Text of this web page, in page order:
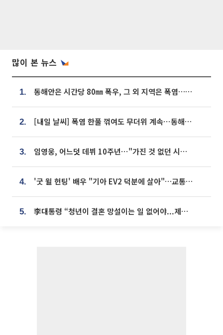
많이 본 뉴스
1. 동해안은 시간당 80㎜ 폭우, 그 외 지역은 폭염…‘극과 극 날씨’
2. [내일 날씨] 폭염 한풀 꺾여도 무더위 계속⋯동해안 이틀 연속 비
3. 임영웅, 어느덧 데뷔 10주년⋯"가진 것 없던 시절, 내 앞엔 20명의 팬뿐"
4. '굿 윌 헌팅' 배우 "기아 EV2 덕분에 살아"…교통사고 후 안전성 극찬
5. 李대통령 “청년이 결혼 망설이는 일 없어야...제도상 불이익 조사”